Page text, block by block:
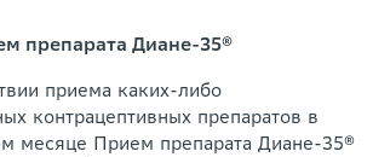
препарата Диане-35®
приема каких-либо
контрацептивных препаратов в
месяце Прием препарата Диане-35®